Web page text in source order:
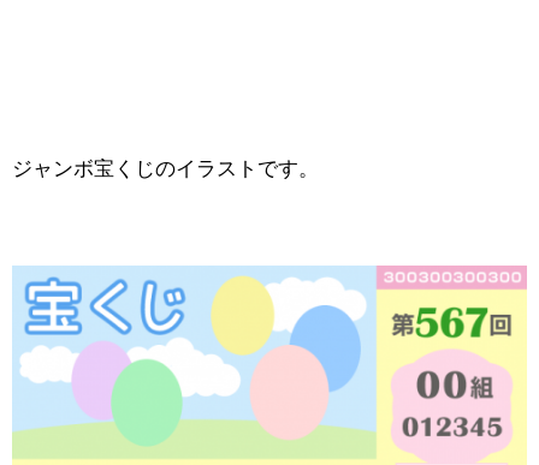
ジャンボ宝くじのイラストです。